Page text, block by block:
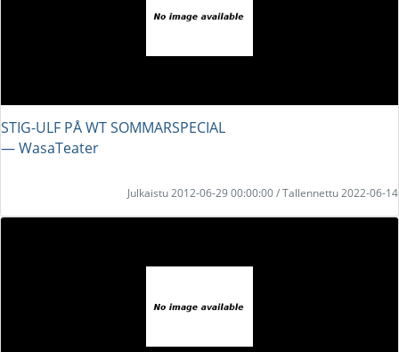
STIG-ULF PÅ WT SOMMARSPECIAL
― WasaTeater
Julkaistu 2012-06-29 00:00:00 / Tallennettu 2022-06-14